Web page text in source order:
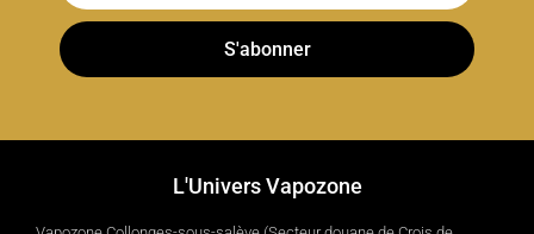
S'abonner
L'Univers Vapozone